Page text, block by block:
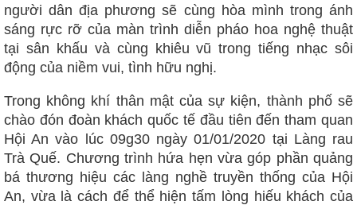
người dân địa phương sẽ cùng hòa mình trong ánh
sáng rực rỡ của màn trình diễn pháo hoa nghệ thuật
tại sân khấu và cùng khiêu vũ trong tiếng nhạc sôi
động của niềm vui, tình hữu nghị.
Trong không khí thân mật của sự kiện, thành phố sẽ
chào đón đoàn khách quốc tế đầu tiên đến tham quan
Hội An vào lúc 09g30 ngày 01/01/2020 tại Làng rau
Trà Quế. Chương trình hứa hẹn vừa góp phần quảng
bá thương hiệu các làng nghề truyền thống của Hội
An, vừa là cách để thể hiện tấm lòng hiếu khách của